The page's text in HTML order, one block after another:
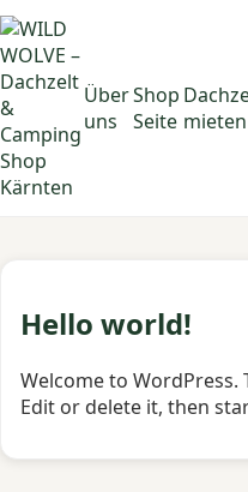
Über
uns
Shop
Seite mieten
Hello world!
Welcome to
Edit or delete it, then